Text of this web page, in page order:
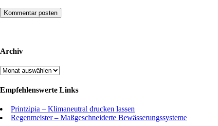
Archiv
Archiv
Empfehlenswerte Links
Printzipia – Klimaneutral drucken lassen
Regenmeister – Maßgeschneiderte Bewässerungssysteme